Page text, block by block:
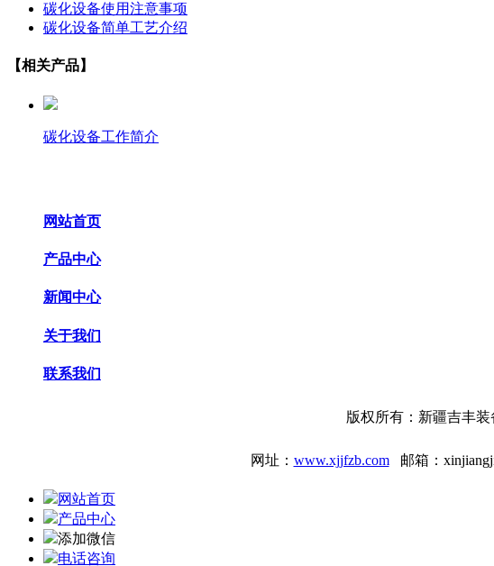
碳化设备使用注意事项
碳化设备简单工艺介绍
【相关产品】
碳化设备工作简介
网站首页
产品中心
新闻中心
关于我们
联系我们
版权所有： 新疆吉丰
网址： www.xjjfzb.com 邮箱：
网站首页
产品中心
添加微信
电话咨询